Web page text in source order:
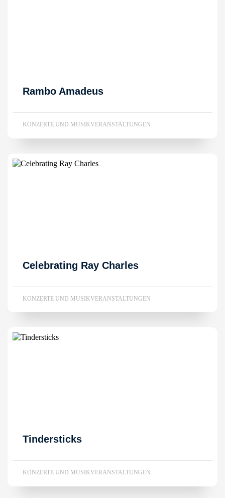
Rambo Amadeus
KONZERTE UND MUSIKVERANSTALTUNGEN
Celebrating Ray Charles
KONZERTE UND MUSIKVERANSTALTUNGEN
Tindersticks
KONZERTE UND MUSIKVERANSTALTUNGEN